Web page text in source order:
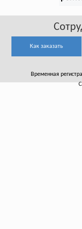
Как заказать
Временная